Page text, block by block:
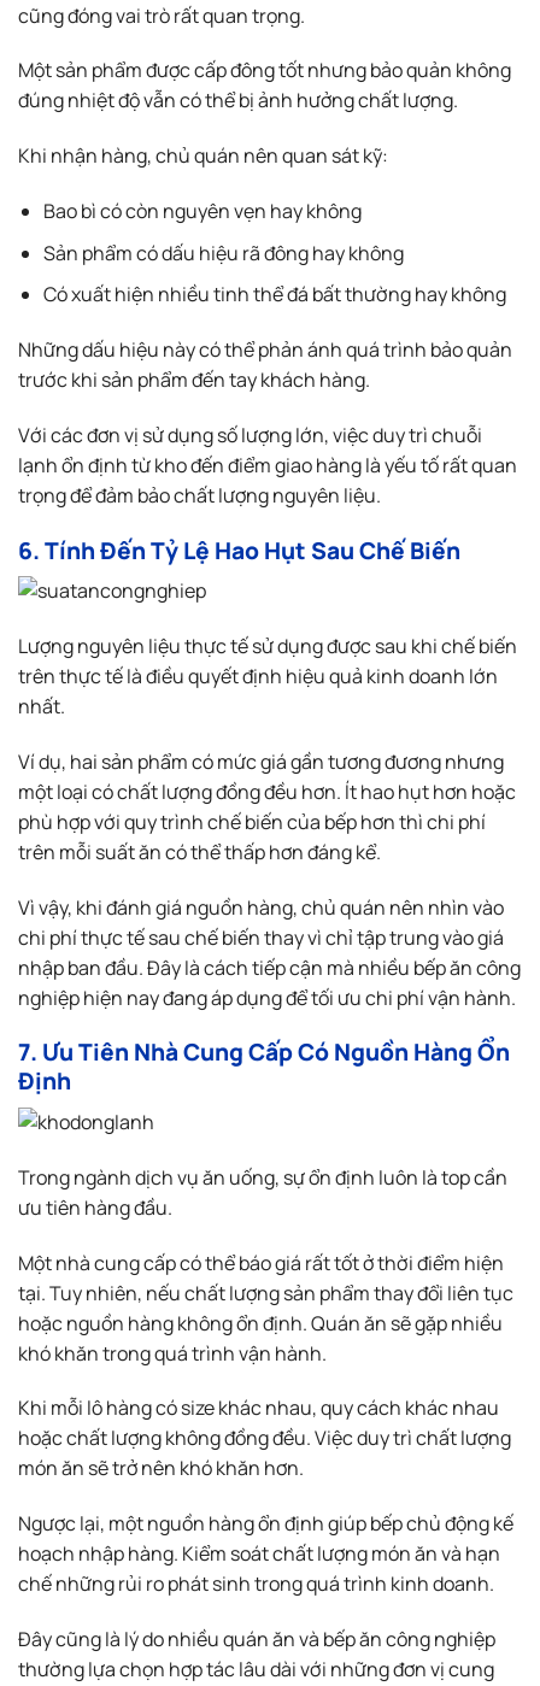
cũng đóng vai trò rất quan trọng.
Một sản phẩm được cấp đông tốt nhưng bảo quản không
đúng nhiệt độ vẫn có thể bị ảnh hưởng chất lượng.
Khi nhận hàng, chủ quán nên quan sát kỹ:
Bao bì có còn nguyên vẹn hay không
Sản phẩm có dấu hiệu rã đông hay không
Có xuất hiện nhiều tinh thể đá bất thường hay không
Những dấu hiệu này có thể phản ánh quá trình bảo quản
trước khi sản phẩm đến tay khách hàng.
Với các đơn vị sử dụng số lượng lớn, việc duy trì chuỗi
lạnh ổn định từ kho đến điểm giao hàng là yếu tố rất quan
trọng để đảm bảo chất lượng nguyên liệu.
6. Tính Đến Tỷ Lệ Hao Hụt Sau Chế Biến
Lượng nguyên liệu thực tế sử dụng được sau khi chế biến
trên thực tế là điều quyết định hiệu quả kinh doanh lớn
nhất.
Ví dụ, hai sản phẩm có mức giá gần tương đương nhưng
một loại có chất lượng đồng đều hơn. Ít hao hụt hơn hoặc
phù hợp với quy trình chế biến của bếp hơn thì chi phí
trên mỗi suất ăn có thể thấp hơn đáng kể.
Vì vậy, khi đánh giá nguồn hàng, chủ quán nên nhìn vào
chi phí thực tế sau chế biến thay vì chỉ tập trung vào giá
nhập ban đầu. Đây là cách tiếp cận mà nhiều bếp ăn công
nghiệp hiện nay đang áp dụng để tối ưu chi phí vận hành.
7. Ưu Tiên Nhà Cung Cấp Có Nguồn Hàng Ổn
Định
Trong ngành dịch vụ ăn uống, sự ổn định luôn là top cần
ưu tiên hàng đầu.
Một nhà cung cấp có thể báo giá rất tốt ở thời điểm hiện
tại. Tuy nhiên, nếu chất lượng sản phẩm thay đổi liên tục
hoặc nguồn hàng không ổn định. Quán ăn sẽ gặp nhiều
khó khăn trong quá trình vận hành.
Khi mỗi lô hàng có size khác nhau, quy cách khác nhau
hoặc chất lượng không đồng đều. Việc duy trì chất lượng
món ăn sẽ trở nên khó khăn hơn.
Ngược lại, một nguồn hàng ổn định giúp bếp chủ động kế
hoạch nhập hàng. Kiểm soát chất lượng món ăn và hạn
chế những rủi ro phát sinh trong quá trình kinh doanh.
Đây cũng là lý do nhiều quán ăn và bếp ăn công nghiệp
thường lựa chọn hợp tác lâu dài với những đơn vị cung